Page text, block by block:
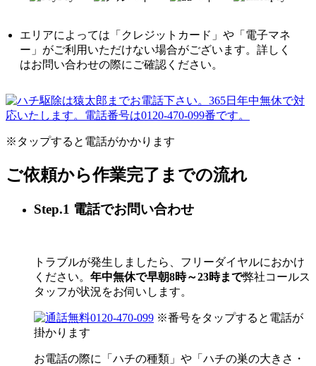
エリアによっては「クレジットカード」や「電子マネ
ー」がご利用いただけない場合がございます。詳しく
はお問い合わせの際にご確認ください。
※タップすると電話がかかります
ご依頼から作業完了までの流れ
Step.1 電話でお問い合わせ
トラブルが発生しましたら、フリーダイヤルにおかけ
ください。 年中無休で早朝8時～23時まで弊社コールス
タッフが状況をお伺いします。
0120-470-099 ※番号をタップすると電話が
掛かります
お電話の際に「ハチの種類」や「ハチの巣の大きさ・